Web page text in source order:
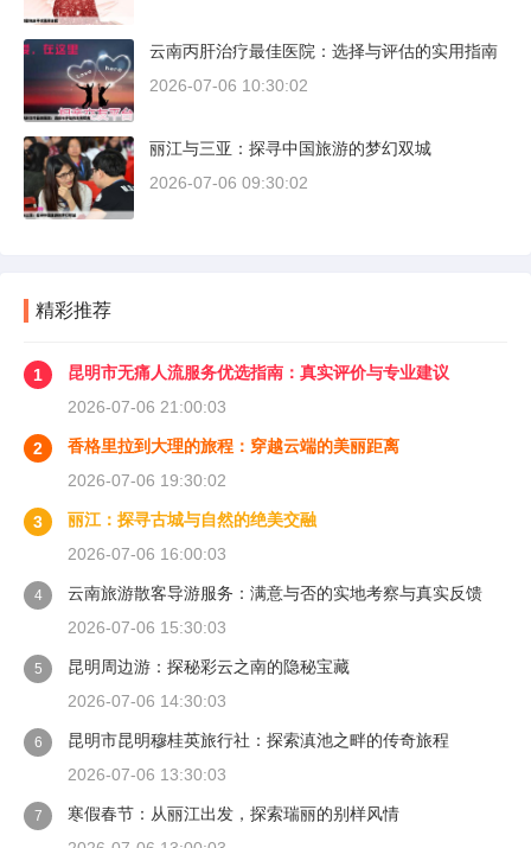
云南丙肝治疗最佳医院：选择与评估的实用指南
2026-07-06 10:30:02
丽江与三亚：探寻中国旅游的梦幻双城
2026-07-06 09:30:02
精彩推荐
1
昆明市无痛人流服务优选指南：真实评价与专业建议
2026-07-06 21:00:03
2
香格里拉到大理的旅程：穿越云端的美丽距离
2026-07-06 19:30:02
3
丽江：探寻古城与自然的绝美交融
2026-07-06 16:00:03
4
云南旅游散客导游服务：满意与否的实地考察与真实反馈
2026-07-06 15:30:03
5
昆明周边游：探秘彩云之南的隐秘宝藏
2026-07-06 14:30:03
6
昆明市昆明穆桂英旅行社：探索滇池之畔的传奇旅程
2026-07-06 13:30:03
7
寒假春节：从丽江出发，探索瑞丽的别样风情